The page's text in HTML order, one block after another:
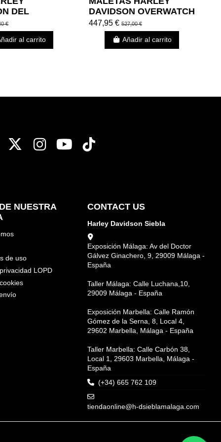
DEL
H-D
€
al carrito
DAVIDSON OVERWATCH
THROW-OVER
447,95 € 527,00 €
Añadir al carrito
NUESTRA
de uso
LOPD
CONTACT US
Harley Davidson Siebla
Exposición Málaga: Av del Doctor
Gálvez Ginachero, 9, 29009 Málaga -
España
Taller Málaga: Calle Luchana,10,
29009 Málaga - España
Exposición Marbella: Calle Ramón
Gómez de la Serna, 8, Local 4,
29602 Marbella, Málaga - España
Taller Marbella: Calle Carbón 38,
Local 1, 29603 Marbella, Málaga -
España
(+34) 665 762 109
tiendaonline@h-dsieblamalaga.com